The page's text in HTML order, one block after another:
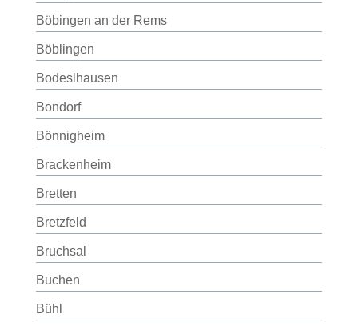
Böbingen an der Rems
Böblingen
Bodeslhausen
Bondorf
Bönnigheim
Brackenheim
Bretten
Bretzfeld
Bruchsal
Buchen
Bühl